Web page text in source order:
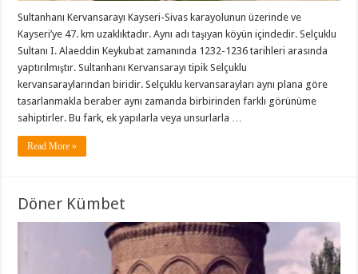
Sultanhanı Kervansarayı Kayseri-Sivas karayolunun üzerinde ve
Kayseri’ye 47. km uzaklıktadır. Aynı adı taşıyan köyün içindedir. Selçuklu
Sultanı I. Alaeddin Keykubat zamanında 1232-1236 tarihleri arasında
yaptırılmıştır. Sultanhanı Kervansarayı tipik Selçuklu
kervansaraylarından biridir. Selçuklu kervansarayları aynı plana göre
tasarlanmakla beraber aynı zamanda birbirinden farklı görünüme
sahiptirler. Bu fark, ek yapılarla veya unsurlarla …
Read More »
Döner Kümbet